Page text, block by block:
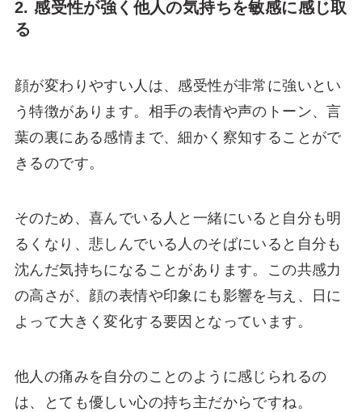
2. 感受性が強く他人の気持ちを敏感に感じ取
る
顔が変わりやすい人は、感受性が非常に強いとい
う特徴があります。相手の表情や声のトーン、言
葉の裏にある感情まで、細かく察知することがで
きるのです。
そのため、喜んでいる人と一緒にいると自分も明
るくなり、悲しんでいる人のそばにいると自分も
沈んだ気持ちになることがあります。この共感力
の高さが、顔の表情や印象にも影響を与え、日に
よって大きく変化する要因となっています。
他人の痛みを自分のことのように感じられるの
は、とても優しい心の持ち主だからですね。